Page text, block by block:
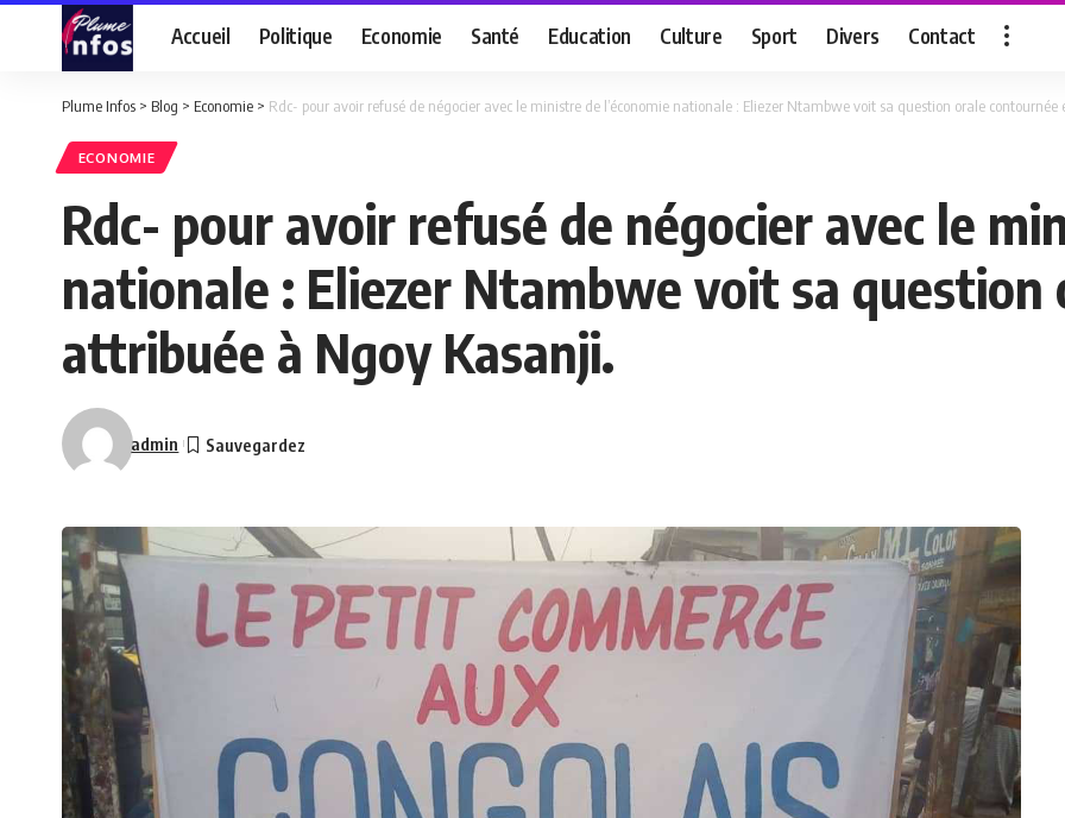
Accueil Politique Economie Santé Education Culture Sport Divers Contact
Plume Infos > Blog > Economie > Rdc- pour avoir refusé de négocier avec le ministre de l’économie nationale : Eliezer Ntambwe voit sa question orale contournée
ECONOMIE
Rdc- pour avoir refusé de négocier avec le
nationale : Eliezer Ntambwe voit sa
attribuée à Ngoy Kasanji.
admin